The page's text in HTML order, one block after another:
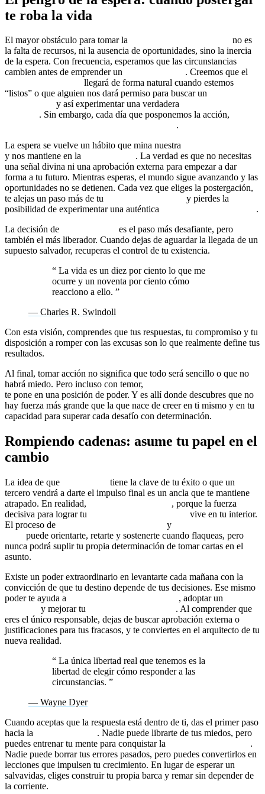
te roba la vida
El mayor obstáculo para tomar la
no es
la falta de recursos, ni la ausencia de oportunidades, sino la inercia
de la espera. Con frecuencia, esperamos que las circunstancias
cambien antes de emprender un
. Creemos que el
llegará de forma natural cuando estemos
“listos” o que alguien nos dará permiso para buscar un
y así experimentar una verdadera
. Sin embargo, cada día que posponemos la acción,
.
La espera se vuelve un hábito que mina nuestra
y nos mantiene en la
. La verdad es que no necesitas
una señal divina ni una aprobación externa para empezar a dar
forma a tu futuro. Mientras esperas, el mundo sigue avanzando y las
oportunidades no se detienen. Cada vez que eliges la postergación,
te alejas un paso más de tu
y pierdes la
posibilidad de experimentar una auténtica
.
La decisión de
es el paso más desafiante, pero
también el más liberador. Cuando dejas de aguardar la llegada de un
supuesto salvador, recuperas el control de tu existencia.
“ La vida es un diez por ciento lo que me
ocurre y un noventa por ciento cómo
reacciono a ello. ”
— Charles R. Swindoll
Con esta visión, comprendes que tus respuestas, tu compromiso y tu
disposición a romper con las excusas son lo que realmente define tus
resultados.
Al final, tomar acción no significa que todo será sencillo o que no
habrá miedo. Pero incluso con temor,
te pone en una posición de poder. Y es allí donde descubres que no
hay fuerza más grande que la que nace de creer en ti mismo y en tu
capacidad para superar cada desafío con determinación.
Rompiendo cadenas: asume tu papel en el
cambio
La idea de que
tiene la clave de tu éxito o que un
tercero vendrá a darte el impulso final es un ancla que te mantiene
atrapado. En realidad,
, porque la fuerza
decisiva para lograr tu
vive en tu interior.
El proceso de
y
puede orientarte, retarte y sostenerte cuando flaqueas, pero
nunca podrá suplir tu propia determinación de tomar cartas en el
asunto.
Existe un poder extraordinario en levantarte cada mañana con la
convicción de que tu destino depende de tus decisiones. Ese mismo
poder te ayuda a
, adoptar un
y mejorar tu
. Al comprender que
eres el único responsable, dejas de buscar aprobación externa o
justificaciones para tus fracasos, y te conviertes en el arquitecto de tu
nueva realidad.
“ La única libertad real que tenemos es la
libertad de elegir cómo responder a las
circunstancias. ”
— Wayne Dyer
Cuando aceptas que la respuesta está dentro de ti, das el primer paso
hacia la
. Nadie puede librarte de tus miedos, pero
puedes entrenar tu mente para conquistar la
.
Nadie puede borrar tus errores pasados, pero puedes convertirlos en
lecciones que impulsen tu crecimiento. En lugar de esperar un
salvavidas, eliges construir tu propia barca y remar sin depender de
la corriente.